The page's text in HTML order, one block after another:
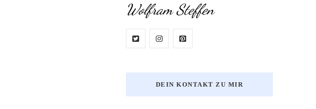
Wolfram Steffen
DEIN KONTAKT ZU MIR